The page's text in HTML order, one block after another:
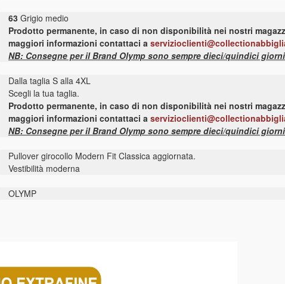
63 Grigio medio
Prodotto permanente, in caso di non disponibilità nei nostri
maggiori informazioni contattaci a
NB: Consegne per il Brand Olymp sono sempre dieci/quindici
Dalla taglia S alla 4XL
Scegli la tua taglia.
Prodotto permanente, in caso di non disponibilità nei nostri
maggiori informazioni contattaci a
NB: Consegne per il Brand Olymp sono sempre dieci/quindici
Pullover girocollo Modern Fit Classica aggiornata.
Vestibilità moderna
OLYMP